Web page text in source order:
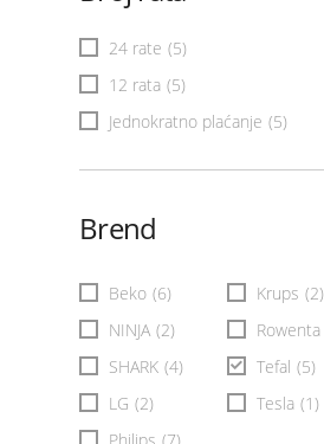
24 rate (5)
12 rata (5)
Jednokratno plaćanje (5)
Brend
Beko (6) Krups (2)
NINJA (2) Rowenta
SHARK (4) Tefal (5)
LG (2) Tesla (1)